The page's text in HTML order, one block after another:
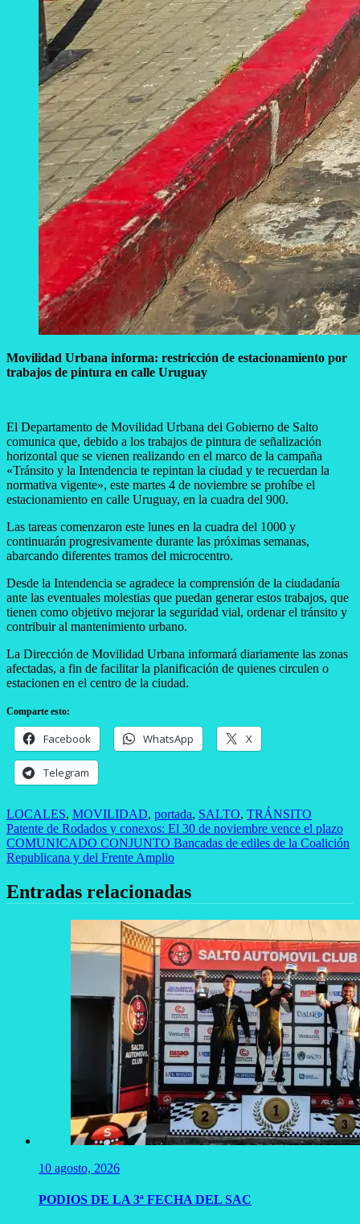
Movilidad Urbana informa: restricción de estacionamiento por
trabajos de pintura en calle Uruguay
El Departamento de Movilidad Urbana del Gobierno de Salto
comunica que, debido a los trabajos de pintura de señalización
horizontal que se vienen realizando en el marco de la campaña
«Tránsito y la Intendencia te repintan la ciudad y te recuerdan la
normativa vigente», este martes 4 de noviembre se prohíbe el
estacionamiento en calle Uruguay, en la cuadra del 900.
Las tareas comenzaron este lunes en la cuadra del 1000 y
continuarán progresivamente durante las próximas semanas,
abarcando diferentes tramos del microcentro.
Desde la Intendencia se agradece la comprensión de la ciudadanía
ante las eventuales molestias que puedan generar estos trabajos, que
tienen como objetivo mejorar la seguridad vial, ordenar el tránsito y
contribuir al mantenimiento urbano.
La Dirección de Movilidad Urbana informará diariamente las zonas
afectadas, a fin de facilitar la planificación de quienes circulen o
estacionen en el centro de la ciudad.
Comparte esto:
Facebook WhatsApp X
Telegram
LOCALES, MOVILIDAD, portada, SALTO, TRÁNSITO
Navegación
de
Patente de Rodados y conexos: El 30 de noviembre vence el plazo
COMUNICADO CONJUNTO Bancadas de ediles de la Coalición
Republicana y del Frente Amplio
Entradas relacionadas
10 agosto, 2026
PODIOS DE LA 3ª FECHA DEL SAC